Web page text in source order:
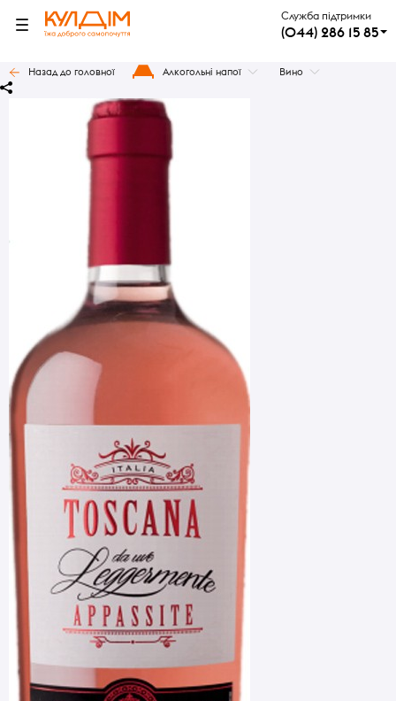
Служба підтримки
(044) 286 15 85
Назад до головної Алкогольні напої Вино